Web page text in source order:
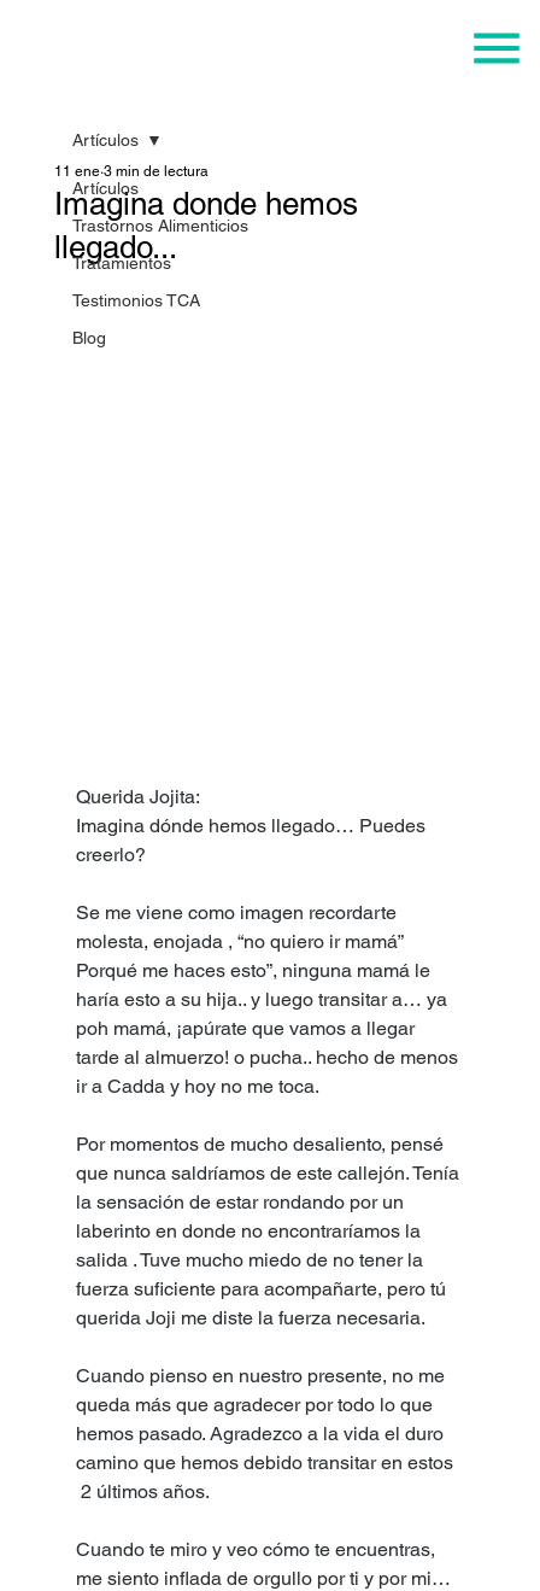
Artículos
Trastornos Alimenticios
Tratamientos
Testimonios TCA
Blog
Artículos
Imagina donde hemos
llegado...
11 ene 3 min de lectura
Querida Jojita:
Imagina dónde hemos llegado… Puedes
creerlo?
Se me viene como imagen recordarte
molesta, enojada , “no quiero ir mamá”
Porqué me haces esto”, ninguna mamá le
haría esto a su hija.. y luego transitar a… ya
poh mamá, ¡apúrate que vamos a llegar
tarde al almuerzo! o pucha.. hecho de menos
ir a Cadda y hoy no me toca.
Por momentos de mucho desaliento, pensé
que nunca saldríamos de este callejón. Tenía
la sensación de estar rondando por un
laberinto en donde no encontraríamos la
salida . Tuve mucho miedo de no tener la
fuerza suficiente para acompañarte, pero tú
querida Joji me diste la fuerza necesaria.
Cuando pienso en nuestro presente, no me
queda más que agradecer por todo lo que
hemos pasado. Agradezco a la vida el duro
camino que hemos debido transitar en estos
2 últimos años.
Cuando te miro y veo cómo te encuentras,
me siento inflada de orgullo por ti y por mi…